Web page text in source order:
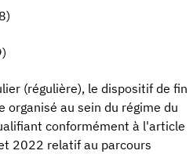
(régulière), le dispositif de fin
au sein du régime du
conformément à l'article
2022 relatif au parcours